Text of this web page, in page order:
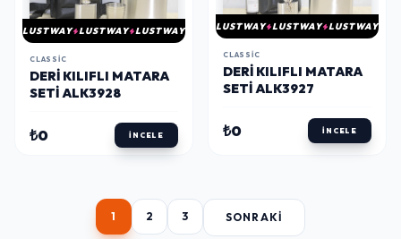
LUSTWAY LUSTWAY LUSTWAY
CLASSIC
DERI KILIFLI MATARA
SETI ALK3928
₺0 İNCELE
LUSTWAY LUSTWAY LUSTWAY
CLASSIC
DERI KILIFLI MATARA
SETI ALK3927
₺0 İNCELE
1 2 3 SONRAKI